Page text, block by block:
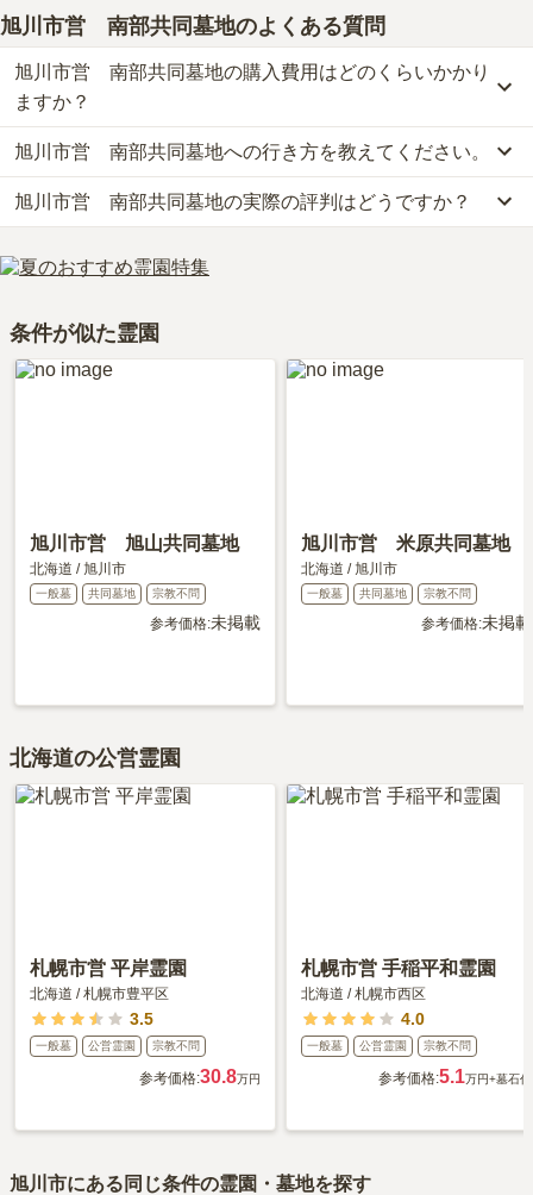
旭川市営 南部共同墓地のよくある質問
旭川市営 南部共同墓地の購入費用はどのくらいかかり
ますか？
旭川市営　南部共同墓地の現在の販売価格については現在調査中で
す。
お墓は、価格が高いものがよい、安いものが悪い、という訳ではあ
りません。大切なのは、ご家族が心から納得し、安心してお参りで
きる場所を選ぶことです。
旭川市営 南部共同墓地への行き方を教えてください。
旭川市営　南部共同墓地への行き方は現在調査中です。
詳細な行き方や送迎バスの有無については、資料請求で最新の情報
をご確認ください。
旭川市営 南部共同墓地の実際の評判はどうですか？
当サイトに寄せられた総合評価は、3点です。特に交通利便性、周
辺施設が高く評価されています。
えなど購入する事ができる。お墓は山の中なので近くに飲食店はな
い。」といったお声をいただいております。
条件が似た霊園
旭川市営 旭山共同墓地
北海道 /旭川市
一般墓 共同墓地 宗教不問
参考価格:未掲載
旭川市営 米原共同墓地
北海道 /旭川市
一般墓 共同墓地 宗教不問
参考価格:未掲載
北海道の公営霊園
札幌市営 平岸霊園
北海道 /札幌市豊平区
3.5
一般墓 公営霊園 宗教不問
参考価格:30.8万円
札幌市営 手稲平和霊園
北海道 /札幌市西区
4.0
一般墓 公営霊園 宗教不問
参考価格:5.1万円+墓石代
旭川市にある同じ条件の霊園・墓地を探す